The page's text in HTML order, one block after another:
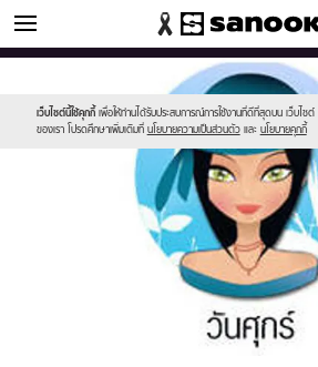
ดูดวง
เว็บไซต์นี้ใช้คุกกี้ เพื่อให้ท่านได้รับประสบการณ์การใช้งานที่ดีที่สุดบน เว็บไซต์
ของเรา โปรดศึกษาเพิ่มเติมที่ นโยบายความเป็นส่วนตัว และ นโยบายคุกกี้
//s.isanook.com/sr/0/images/logo-
sanook.png
//s.isanook.com/ho/0/ud/4/24141/170-